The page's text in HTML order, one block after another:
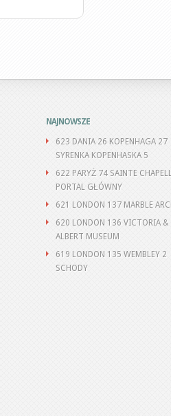
NAJNOWSZE
623 DANIA 26 KOPENHAGA 27
SYRENKA KOPENHASKA 5
622 PARYŻ 74 SAINTE
PORTAL GŁÓWNY
621 LONDON 137 MARBLE
620 LONDON 136 VICTORIA &
ALBERT MUSEUM
619 LONDON 135 WEMBLEY 2
SCHODY